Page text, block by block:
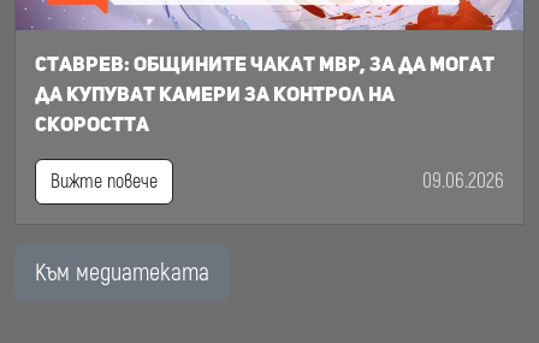
Ставрев: общините чакат МВР, за да могат
да купуват камери за контрол на
скоростта
Вижте повече 09.06.2026
Към медиатеката